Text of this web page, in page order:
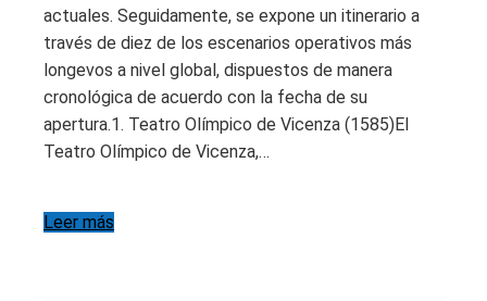
actuales. Seguidamente, se expone un itinerario a
través de diez de los escenarios operativos más
longevos a nivel global, dispuestos de manera
cronológica de acuerdo con la fecha de su
apertura.1. Teatro Olímpico de Vicenza (1585)El
Teatro Olímpico de Vicenza,…
Leer más